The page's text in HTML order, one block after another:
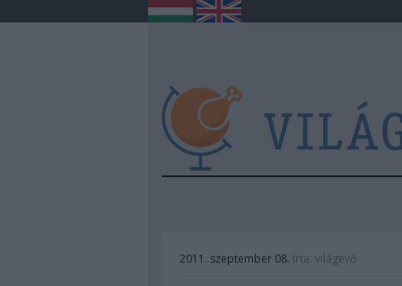
2011. szeptember 08. írta: világevő